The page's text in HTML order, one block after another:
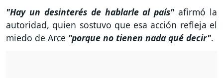
"Hay un desinterés de hablarle al país"afirmó la
autoridad, quien sostuvo que esa acción refleja el
miedo de Arce "porque no tienen nada qué decir".